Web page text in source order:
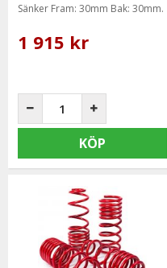
Sänker Fram: 30mm Bak: 30mm.
1 915 kr
KÖP